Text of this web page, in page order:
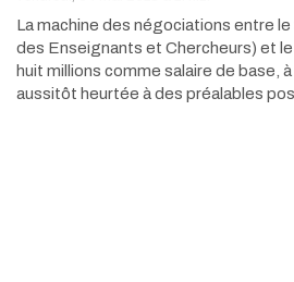
La machine des négociations entre
des Enseignants et Chercheurs) et
huit millions comme salaire de base,
aussitôt heurtée à des préalables